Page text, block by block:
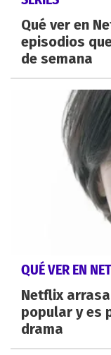
Qué ver en
episodios
de semana
QUÉ VER EN
Netflix
popular y es
drama